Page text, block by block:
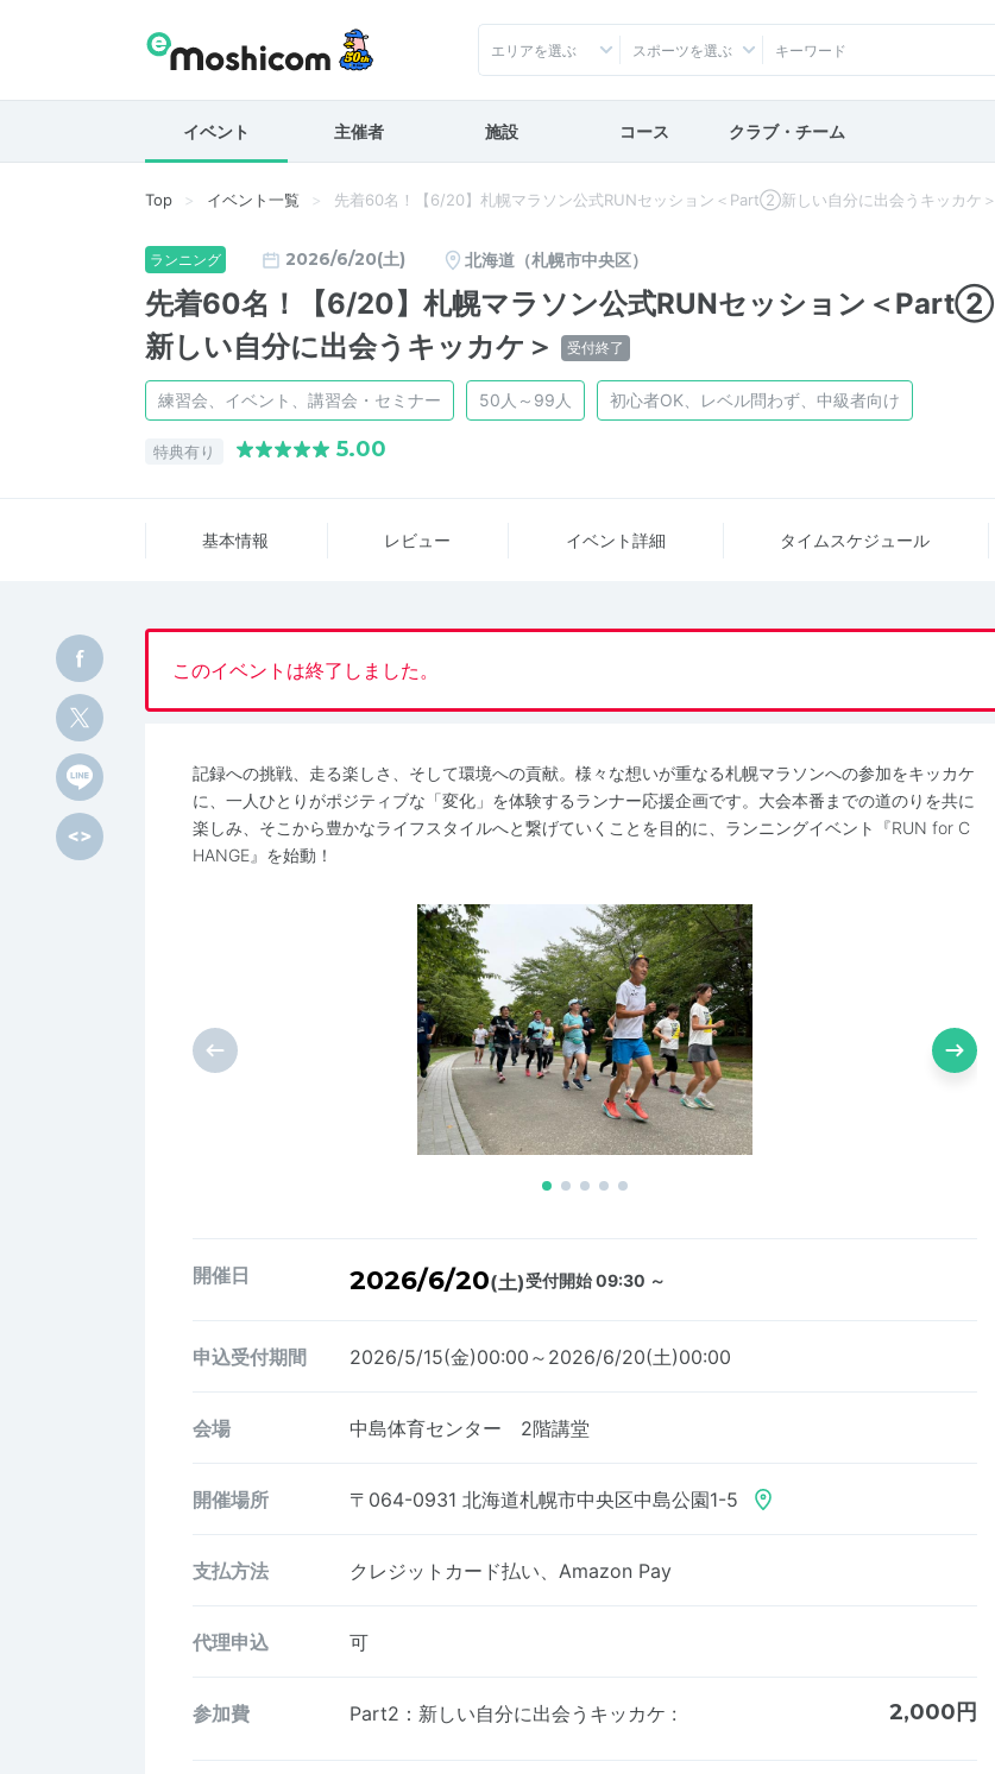
エリアを選ぶ スポーツを選ぶ
イベント 主催者 施設 コース クラブ・チーム
Top イベント一覧 先着60名！【6/20】札幌マラソン公式RUNセッション＜Part②新しい自分に出会うキッカケ＞
ランニング 2026/6/20(土) 北海道（札幌市中央区）
先着60名！【6/20】札幌マラソン公式RUNセッション＜Part②
新しい自分に出会うキッカケ＞
受付終了
練習会、イベント、講習会・セミナー 50人～99人 初心者OK、レベル問わず、中級者向け
特典有り 5.00
基本情報 レビュー イベント詳細 タイム スケジュール
このイベントは終了しました。
記録への挑戦、走る楽しさ、そして環境への貢献。様々な想いが重なる札幌マラソンへの参加をキッカケ
に、一人ひとりがポジティブな「変化」を体験するランナー応援企画です。大会本番までの道のりを共に
楽しみ、そこから豊かなライフスタイルへと繋げていくことを目的に、ランニングイベント『RUN for C
HANGE』を始動！
開催日 2026/6/20(土)受付開始 09:30 ～
申込受付期間 2026/5/15(金)00:00～2026/6/20(土)00:00
会場 中島体育センター 2階講堂
開催場所 〒064-0931 北海道札幌市中央区中島公園1-5
支払方法 クレジットカード払い、Amazon Pay
代理申込 可
参加費 Part2：新しい自分に出会うキッカケ : 2,000円